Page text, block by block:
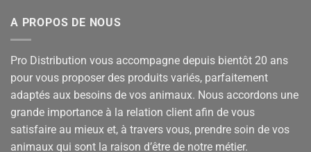
A PROPOS DE NOUS
Pro Distribution vous accompagne depuis bientôt 20 ans
pour vous proposer des produits variés, parfaitement
adaptés aux besoins de vos animaux. Nous accordons une
grande importance à la relation client afin de vous
satisfaire au mieux et, à travers vous, prendre soin de vos
animaux qui sont la raison d’être de notre métier.